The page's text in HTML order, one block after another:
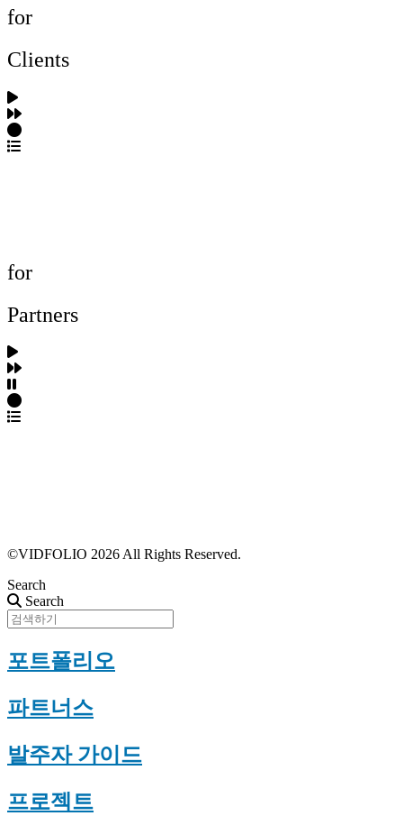
for
Clients
for
Partners
©VIDFOLIO 2026 All Rights Reserved.
Search
Search
포트폴리오
파트너스
발주자 가이드
프로젝트